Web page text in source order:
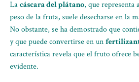
Lacáscara del plátano, que representa
peso de la fruta, suele desecharse en la
No obstante, se ha demostrado que
y que puede convertirse en un
característica revela que el fruto ofrece
evidente.